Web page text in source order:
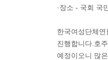
·장소 - 국회 국
한국여성단체
진행합니다.호
예정이오니 많